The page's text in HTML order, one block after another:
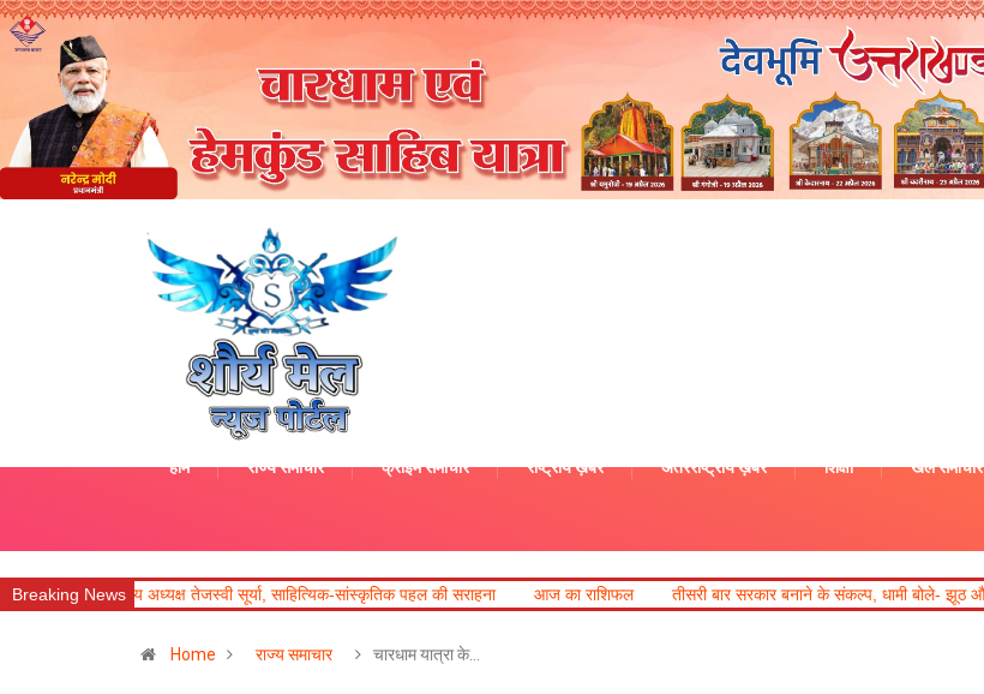
होम राज्य समाचार क्राइम समाचार राष्ट्रीय ख़बरें अंतरराष्ट्रीय ख़बरें शिक्षा खेल समाचार
Breaking News
तेजस्वी सूर्या, साहित्यिक-सांस्कृतिक पहल की सराहना आज का राशिफल तीसरी बार सरकार बनाने के संकल्प, धामी बोले- झूठ और भ्रम का दें मुंहतोड़ जवाब
Home राज्य समाचार चारधाम यात्रा के…